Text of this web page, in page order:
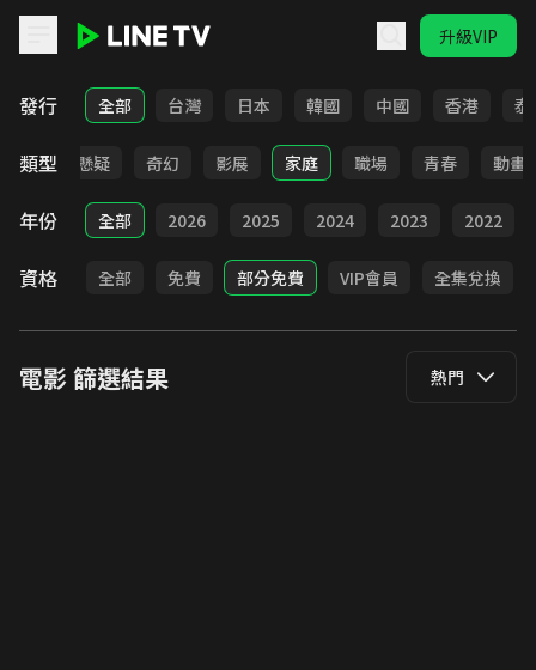
升級VIP
LINE TV - 電影
發行 全部 台灣 日本 韓國 中國 香港 泰
類型
靈異 懸疑 奇幻 影展 家庭 職場 青春 動畫
年份 全部 2026 2025 2024 2023 2022
資格 全部 免費 部分免費 VIP會員 全集兌換
電影篩選結果 熱門